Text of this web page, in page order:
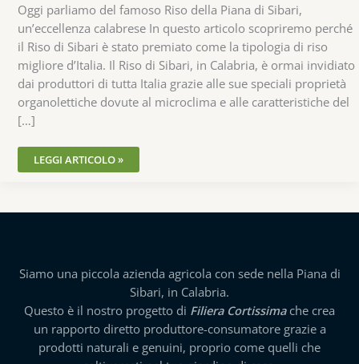
Oggi parliamo del famoso Riso della Piana di Sibari,
un’eccellenza calabrese In questo articolo scopriremo perché
il Riso di Sibari è stato premiato come la tipologia di riso
migliore d’Italia. Il Riso di Sibari, in Calabria, è ormai invidiato
dai produttori di tutta Italia grazie alle sue speciali proprietà
organolettiche dovute al microclima e alle caratteristiche del
[…]
LEGGI ARTICOLO »
Siamo una piccola azienda agricola con sede nella Piana di
Sibari, in Calabria.
Questo è il nostro progetto di Filiera Cortissimache crea
un rapporto diretto produttore-consumatore grazie a
prodotti naturali e genuini, proprio come quelli che